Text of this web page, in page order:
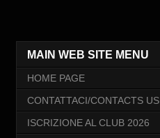
MAIN WEB SITE MENU
HOME PAGE
CONTATTACI/CONTACTS US
ISCRIZIONE AL CLUB 2026